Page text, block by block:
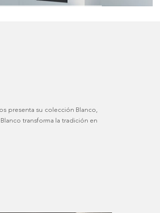
presenta su colección Blanco,
transforma la tradición en